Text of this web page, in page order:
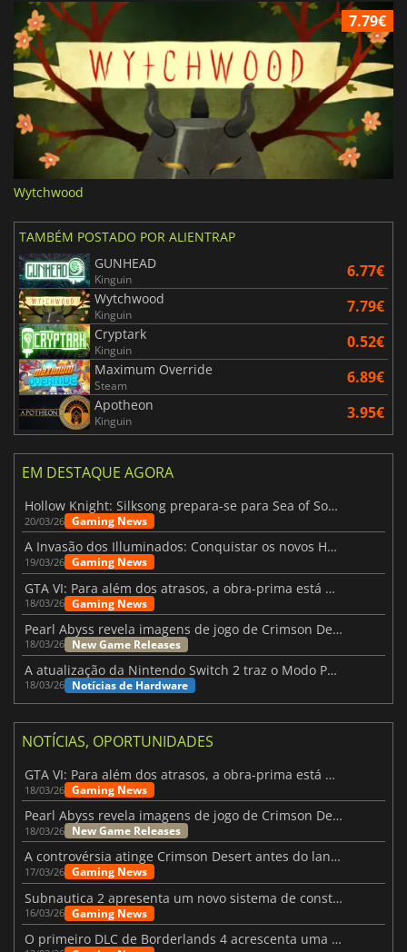
7.79€
Wytchwood
TAMBÉM POSTADO POR ALIENTRAP
GUNHEAD
Kinguin 6.77€
Wytchwood
Kinguin 7.79€
Cryptark
Kinguin 0.52€
Maximum Override
Steam 6.89€
Apotheon
Kinguin 3.95€
EM DESTAQUE AGORA
Hollow Knight: Silksong prepara-se para Sea of Sorrow com um patch
20/03/26 Gaming News
A Invasão dos Illuminados: Conquistar os novos Helldivers 2 Atualização!
19/03/26 Gaming News
GTA VI: Para além dos atrasos, a obra-prima está quase a chegar
18/03/26 Gaming News
Pearl Abyss revela imagens de jogo de Crimson Desert para a PS5
18/03/26 New Game Releases
A atualização da Nintendo Switch 2 traz o Modo Portátil aos jogos mais antigos da Switch
18/03/26 Notícias de Hardware
NOTÍCIAS, OPORTUNIDADES
GTA VI: Para além dos atrasos, a obra-prima está quase a chegar
18/03/26 Gaming News
Pearl Abyss revela imagens de jogo de Crimson Desert para a PS5
18/03/26 New Game Releases
A controvérsia atinge Crimson Desert antes do lançamento
17/03/26 Gaming News
Subnautica 2 apresenta um novo sistema de construção de bases
16/03/26 Gaming News
O primeiro DLC de Borderlands 4 acrescenta uma nova personagem e muito mais